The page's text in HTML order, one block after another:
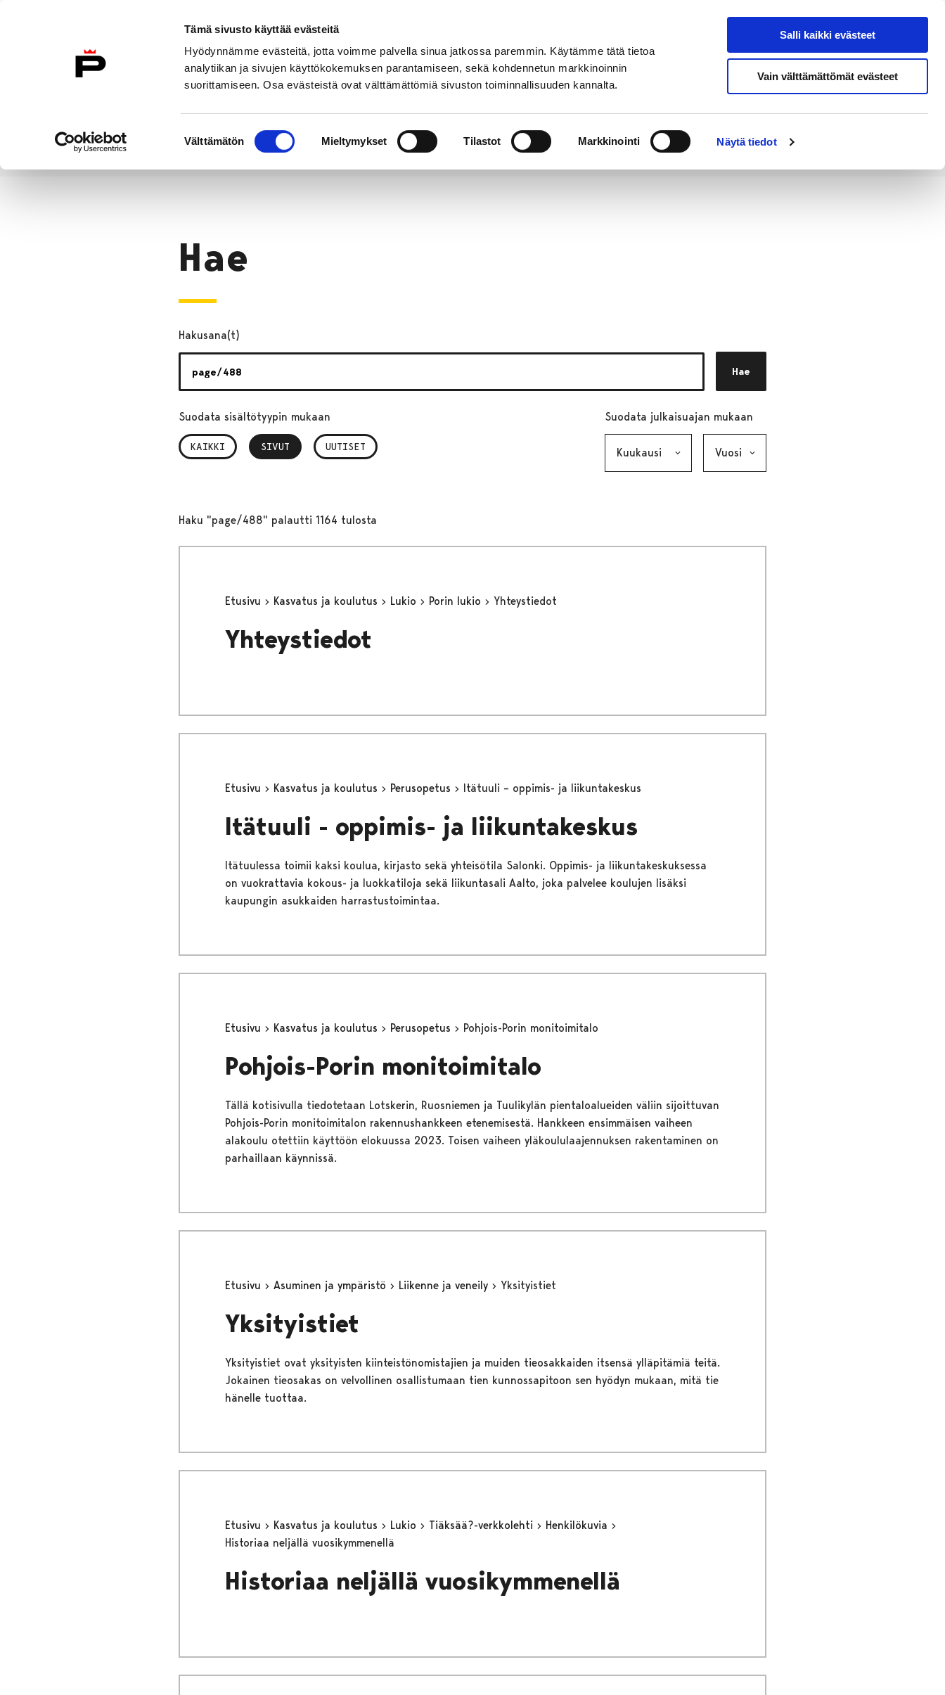
Tämä sivusto käyttää evästeitä
Hyödynnämme evästeitä, jotta voimme palvella sinua jatkossa paremmin. Käytämme tätä tietoa
analytiikan ja sivujen käyttökokemuksen parantamiseen, sekä kohdennetun markkinoinnin
suorittamiseen. Osa evästeistä ovat välttämättömiä sivuston toiminnallisuuden kannalta.
valinta
Välttämätön Mieltymykset Tilastot Markkinointi Näytä tiedot
Salli kaikki evästeet
Vain välttämättömät evästeet
Etusivulle
Hae sivustolta
Etusivu
Hae
Hakusana(t)
Hae
Suodata sisältötyypin mukaan
KAIKKI SIVUT
, VALITTU UUTISET
Suodata julkaisuajan mukaan
Haku "page/488" palautti 1164 tulosta
Etusivu Kasvatus ja koulutus Lukio Porin lukio Yhteystiedot
Yhteystiedot
Etusivu Kasvatus ja koulutus Perusopetus Itätuuli – oppimis- ja liikuntakeskus
Itätuuli - oppimis- ja liikuntakeskus
Itätuulessa toimii kaksi koulua, kirjasto sekä yhteisötila Salonki. Oppimis- ja liikuntakeskuksessa
on vuokrattavia kokous- ja luokkatiloja sekä liikuntasali Aalto, joka palvelee koulujen lisäksi
kaupungin asukkaiden harrastustoimintaa.
Etusivu Kasvatus ja koulutus Perusopetus Pohjois-Porin monitoimitalo
Pohjois-Porin monitoimitalo
Tällä kotisivulla tiedotetaan Lotskerin, Ruosniemen ja Tuulikylän pientaloalueiden väliin sijoittuvan
Pohjois-Porin monitoimitalon rakennushankkeen etenemisestä. Hankkeen ensimmäisen vaiheen
alakoulu otettiin käyttöön elokuussa 2023. Toisen vaiheen yläkoululaajennuksen rakentaminen on
parhaillaan käynnissä.
Etusivu Asuminen ja ympäristö Liikenne ja veneily Yksityistiet
Yksityistiet
Yksityistiet ovat yksityisten kiinteistönomistajien ja muiden tieosakkaiden itsensä ylläpitämiä teitä.
Jokainen tieosakas on velvollinen osallistumaan tien kunnossapitoon sen hyödyn mukaan, mitä tie
hänelle tuottaa.
Etusivu Kasvatus ja koulutus Lukio Tiäksää?-verkkolehti
Henkilökuvia
Historiaa neljällä vuosikymmenellä
Historiaa neljällä vuosikymmenellä